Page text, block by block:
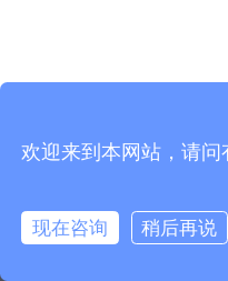
欢迎来到本网站，请问
现在咨询 稍后再说